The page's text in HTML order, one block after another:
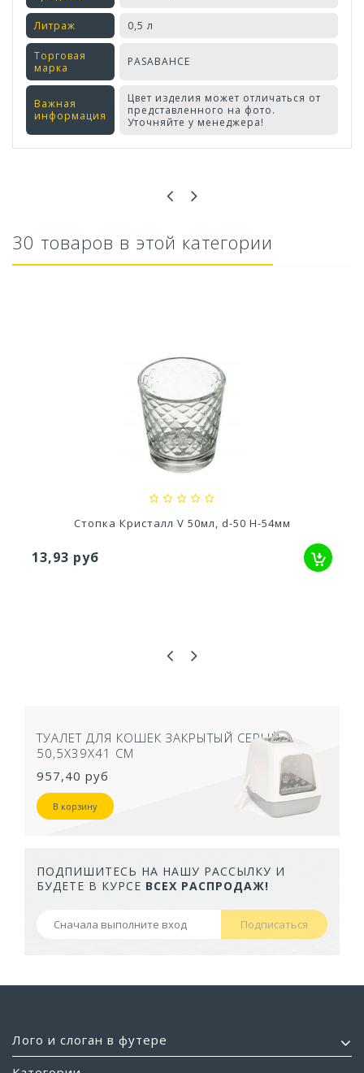
Литраж 0,5 л
Торговая
марка
PASABAHCE
Важная
информация
Цвет изделия может отличаться от
представленного на фото.
Уточняйте у менеджера!
Кашпо Грация прайм (1,3л) Цв. Антрацит...
30 товаров в этой категории
Стопка Кристалл V 50мл, d-50 H-54мм
13,93 руб
ТУАЛЕТ ДЛЯ КОШЕК ЗАКРЫТЫЙ СЕРЫЙ
50,5Х39Х41 СМ
957,40 руб
В корзину
ПОДПИШИТЕСЬ НА НАШУ РАССЫЛКУ И
БУДЕТЕ В КУРСЕ ВСЕХ РАСПРОДАЖ!
Подписаться
Лого и слоган в футере